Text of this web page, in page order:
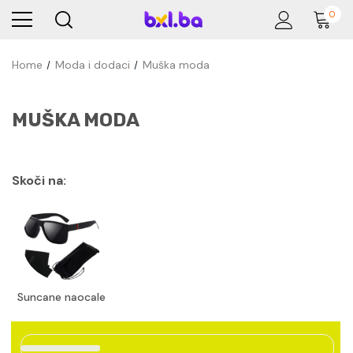
0
Home Moda i dodaci Muška moda
MUŠKA MODA
Skoči na:
Suncane naocale